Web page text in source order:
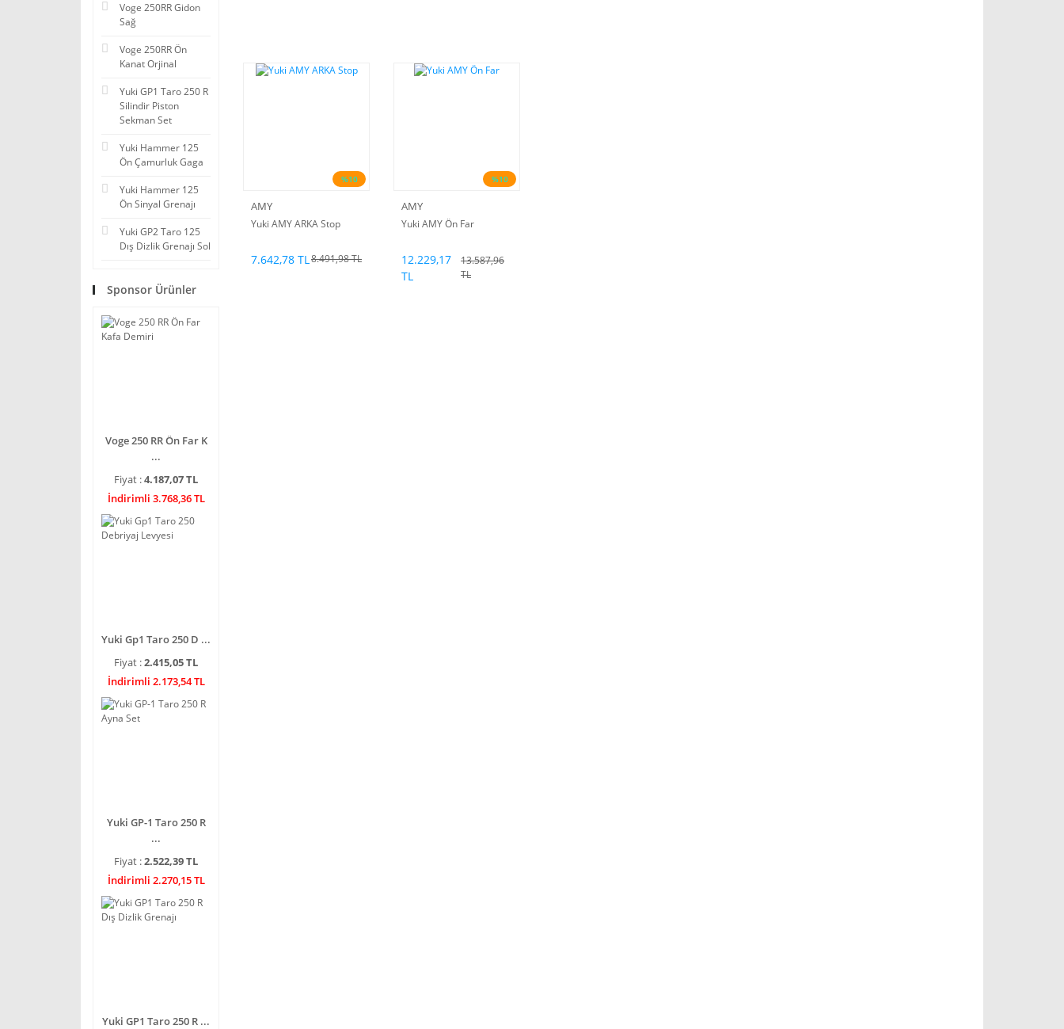
Voge 250RR Gidon
Sağ
Voge 250RR Ön
Kanat Orjinal
Yuki GP1 Taro 250 R
Silindir Piston
Sekman Set
Yuki Hammer 125
Ön Çamurluk Gaga
Yuki Hammer 125
Ön Sinyal Grenajı
Yuki GP2 Taro 125
Dış Dizlik Grenajı Sol
Sponsor Ürünler
Voge 250 RR Ön Far K
...
Fiyat :4.187,07 TL
İndirimli 3.768,36 TL
Yuki Gp1 Taro 250 D ...
Fiyat :2.415,05 TL
İndirimli 2.173,54 TL
Yuki GP-1 Taro 250 R
...
Fiyat :2.522,39 TL
İndirimli 2.270,15 TL
Yuki GP1 Taro 250 R ...
%10
AMY
Yuki AMY ARKA Stop
7.642,78 TL 8.491,98 TL
%10
AMY
Yuki AMY Ön Far
12.229,17
TL
13.587,96
TL